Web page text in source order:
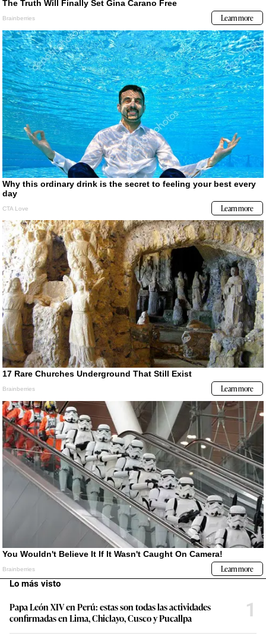
Lo más visto
Papa León XIV en Perú: estas son todas las actividades
confirmadas en Lima, Chiclayo, Cusco y Pucallpa
1